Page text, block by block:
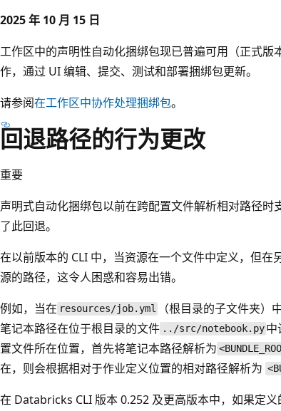
2025 年 10 月 15 日
工作区中的声明性自动化捆绑包现已普遍可用（正式
作，通过 UI 编辑、提交、测试和部署捆绑包更新。
请参阅在工作区中协作处理捆绑包。
回退路径的行为更改
重要
声明式自动化捆绑包以前在跨配置文件解析相对路径时
了此回退。
在以前版本的 CLI 中，当资源在一个文件中定义，但
源的路径，这令人困惑和容易出错。
例如，当在 resources/job.yml
（根目录的子文件夹
笔记本路径在位于根目录的文件 ../src/notebook.py 中
置文件所在位置，首先将笔记本路径解析为
在，则会根据相对于作业定义位置的相对路径解析为
在 Databricks CLI 版本 0.252 及更高版本中，如果定义